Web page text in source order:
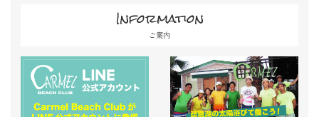
Information
ご案内